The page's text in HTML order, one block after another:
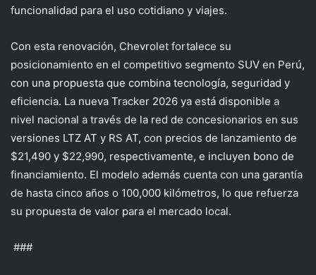
funcionalidad para el uso cotidiano y viajes.
Con esta renovación, Chevrolet fortalece su
posicionamiento en el competitivo segmento SUV en Perú,
con una propuesta que combina tecnología, seguridad y
eficiencia. La nueva Tracker 2026 ya está disponible a
nivel nacional a través de la red de concesionarios en sus
versiones LTZ AT y RS AT, con precios de lanzamiento de
$21,490 y $22,990, respectivamente, e incluyen bono de
financiamiento. El modelo además cuenta con una garantía
de hasta cinco años o 100,000 kilómetros, lo que refuerza
su propuesta de valor para el mercado local.
###